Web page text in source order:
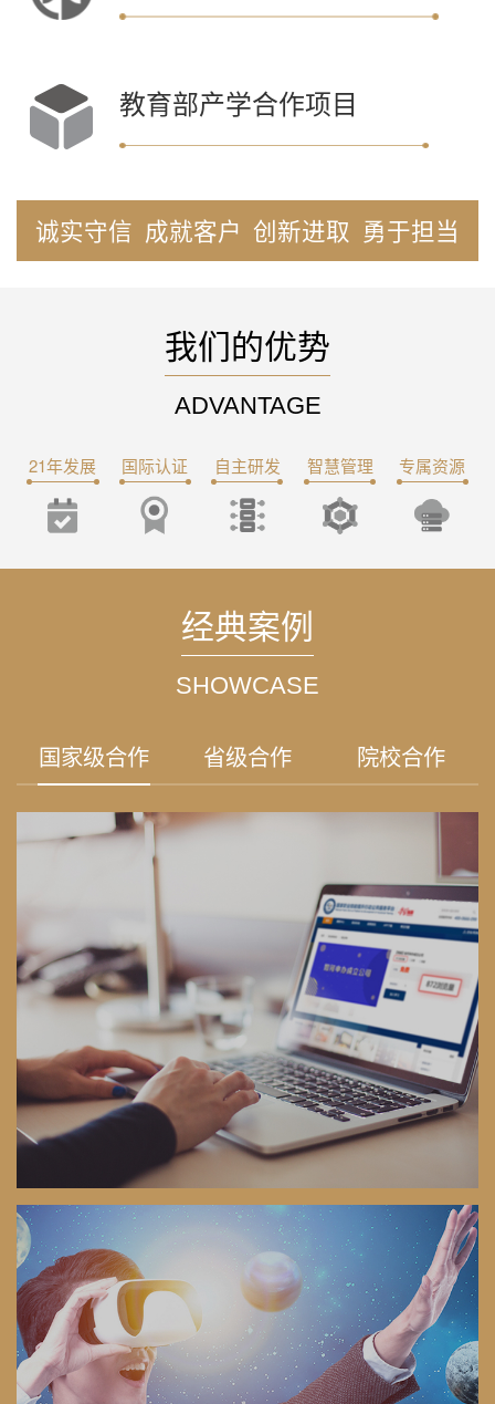
教育部产学合作项目
诚实守信 成就客户 创新进取 勇于担当
我们的优势
ADVANTAGE
21年发展 国际认证 自主研发 智慧管理 专属资源
经典案例
SHOWCASE
国家级合作 省级合作 院校合作